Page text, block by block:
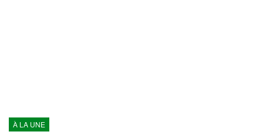
À LA UNE